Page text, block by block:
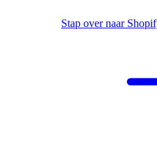
Stap over naar